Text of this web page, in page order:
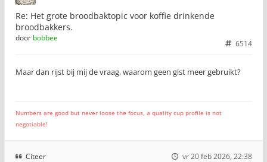
Re: Het grote broodbaktopic voor koffie drinkende
broodbakkers.
6514
door bobbee
Maar dan rijst bij mij de vraag, waarom geen gist meer gebruikt?
Numbers are good but never loose the focus, a quality cup profile is not
negotiable!
Citeer vr 20 feb 2026, 22:38